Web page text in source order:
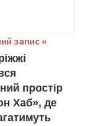
запис
простір
Хаб», де